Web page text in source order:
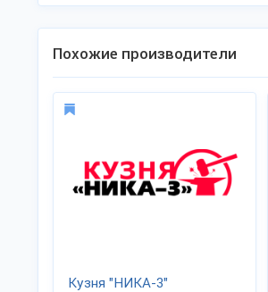
Похожие производители
Кузня "НИКА-3"